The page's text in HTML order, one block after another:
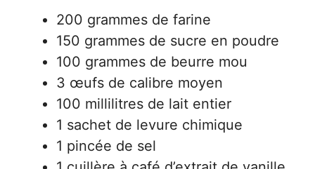
200 grammes de farine
150 grammes de sucre en poudre
100 grammes de beurre mou
3 œufs de calibre moyen
100 millilitres de lait entier
1 sachet de levure chimique
1 pincée de sel